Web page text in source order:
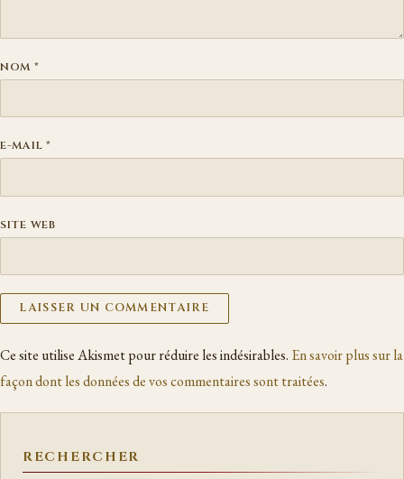
NOM *
E-MAIL*
SITE WEB
Ce site utilise Akismet pour réduire les indésirables. En savoir plus sur la
façon dont les données de vos commentaires sont traitées.
RECHERCHER